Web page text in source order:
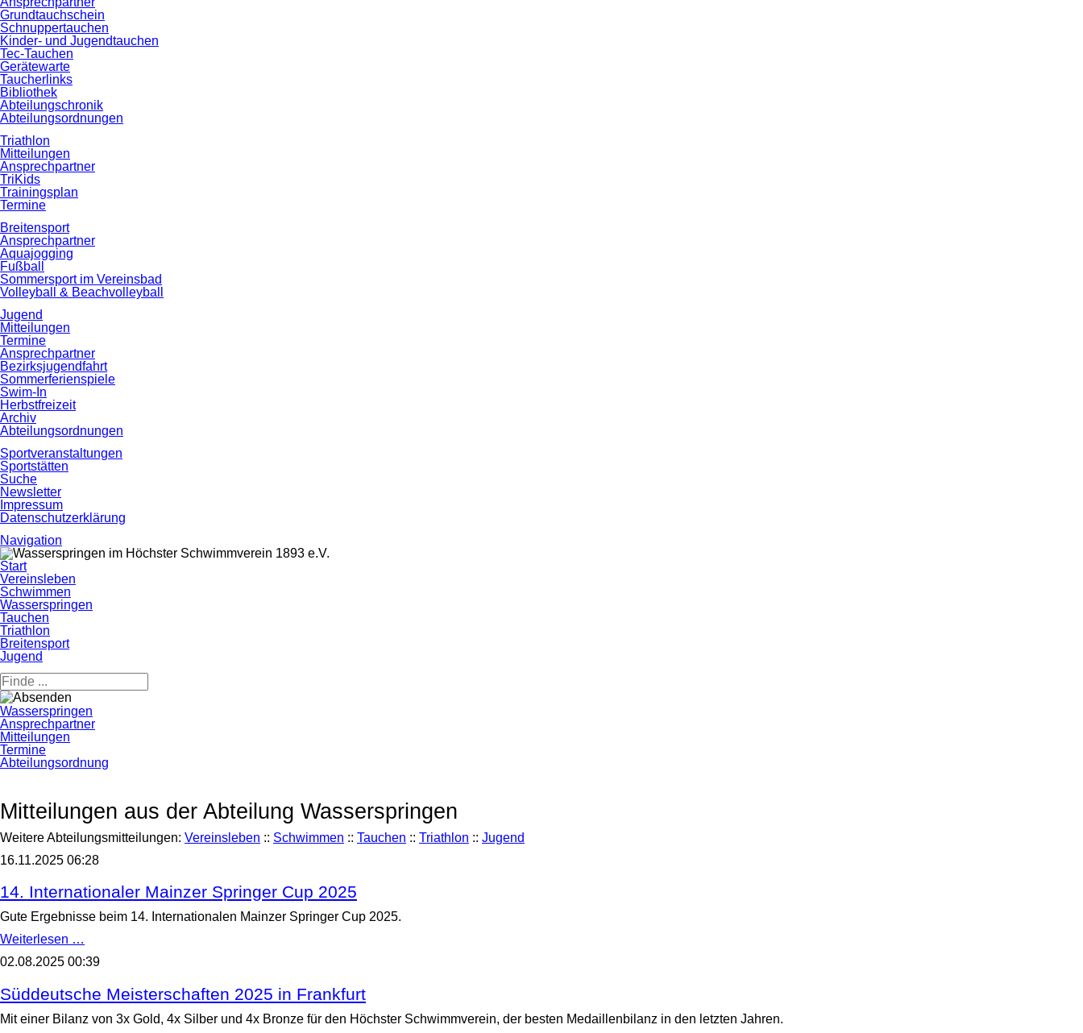
Grundtauchschein
Schnuppertauchen
Kinder- und Jugendtauchen
Tec-Tauchen
Gerätewarte
Taucherlinks
Bibliothek
Abteilungschronik
Abteilungsordnungen
Triathlon
Mitteilungen
Ansprechpartner
TriKids
Trainingsplan
Termine
Breitensport
Ansprechpartner
Aquajogging
Fußball
Sommersport im Vereinsbad
Volleyball & Beachvolleyball
Jugend
Mitteilungen
Termine
Ansprechpartner
Bezirksjugendfahrt
Sommerferienspiele
Swim-In
Herbstfreizeit
Archiv
Abteilungsordnungen
Sportveranstaltungen
Sportstätten
Suche
Newsletter
Impressum
Datenschutzerklärung
Navigation
Navigation
überspringen
Start
Vereinsleben
Schwimmen
Wasserspringen
Tauchen
Triathlon
Breitensport
Jugend
Navigation
überspringen
Wasserspringen
Ansprechpartner
Mitteilungen
Termine
Abteilungsordnung
Mitteilungen aus der Abteilung Wasserspringen
Weitere Abteilungsmitteilungen: Vereinsleben :: Schwimmen :: Tauchen :: Triathlon :: Jugend
16.11.2025 06:28
14. Internationaler Mainzer Springer Cup 2025
Gute Ergebnisse beim 14. Internationalen Mainzer Springer Cup 2025.
Weiterlesen …
Mainzer
Cup
2025
02.08.2025 00:39
Süddeutsche Meisterschaften 2025 in Frankfurt
Mit einer Bilanz von 3x Gold, 4x Silber und 4x Bronze für den Höchster Schwimmverein, der besten Medaillenbilanz in den letzten Jahren.